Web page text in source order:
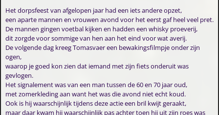
Het dorpsfeest van afgelopen jaar had een iets andere opzet,
een aparte mannen en vrouwen avond voor het eerst gaf heel veel pret.
De mannen gingen voetbal kijken en hadden een whisky proeverij,
dit zorgde voor sommige van hen aan het eind voor wat averij.
De volgende dag kreeg Tomasvaer een bewakingsfilmpje onder zijn
ogen,
waarop je goed kon zien dat iemand met zijn fiets onderuit was
gevlogen.
Het signalement was van een man tussen de 60 en 70 jaar oud,
met zomerkleding aan want het was die avond niet echt koud.
Ook is hij waarschijnlijk tijdens deze actie een bril kwijt geraakt,
maar daar kwam hij waarschijnlijk pas achter toen hij uit zijn roes was